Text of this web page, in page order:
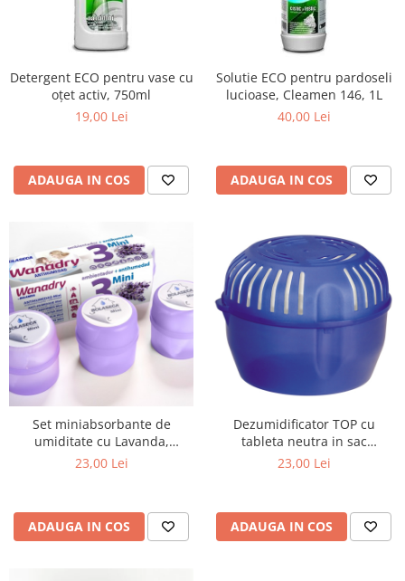
Detergent ECO pentru vase cu
oțet activ, 750ml
19,00 Lei
ADAUGA IN COS
Solutie ECO pentru pardoseli
lucioase, Cleamen 146, 1L
40,00 Lei
ADAUGA IN COS
Set miniabsorbante de
umiditate cu Lavanda,
Trimini, 3x70g
23,00 Lei
ADAUGA IN COS
Dezumidificator TOP cu
tableta neutra in sac
protector 450 g
23,00 Lei
ADAUGA IN COS